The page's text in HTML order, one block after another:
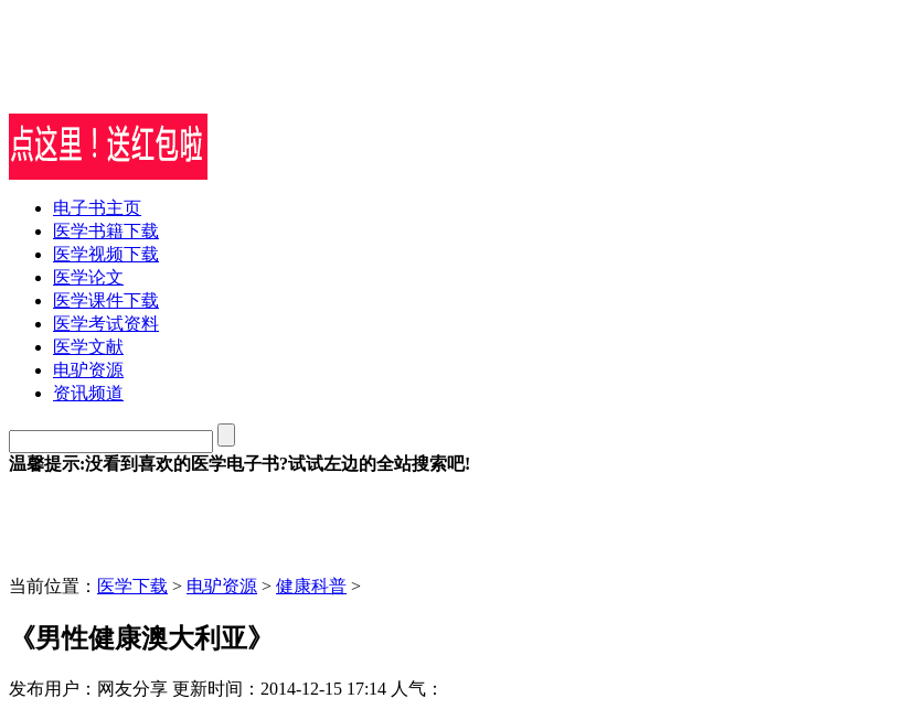
电子书主页
医学书籍下载
医学视频下载
医学论文
医学课件下载
医学考试资料
医学文献
电驴资源
资讯频道
温馨提示:没看到喜欢的医学电子书?试试左边的全站搜索吧!
当前位置： 医学下载 > 电驴资源 > 健康科普 >
《男性健康澳大利亚》
发布用户： 网友分享 更新时间： 2014-12-15 17:14 人气：